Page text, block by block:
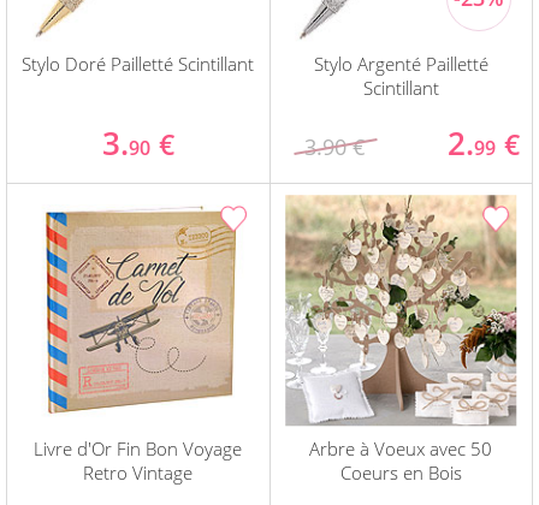
Stylo Doré Pailletté Scintillant
3.90 €
Stylo Argenté Pailletté
Scintillant
3.90 € 2.99 €
Livre d'Or Fin Bon Voyage
Retro Vintage
Arbre à Voeux avec 50
Coeurs en Bois